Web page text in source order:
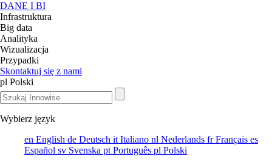
DANE I BI
Infrastruktura
Big data
Analityka
Wizualizacja
Przypadki
Skontaktuj się z nami
pl Polski
Wybierz język
en English de Deutsch it Italiano nl Nederlands frFrançais es
Español sv Svenska pt Português pl Polski